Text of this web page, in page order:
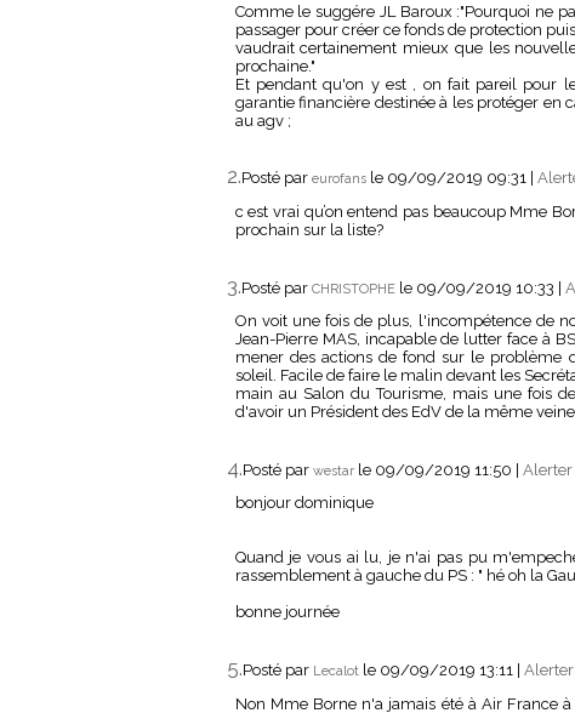
Comme le suggére JL Baroux :"Pourquoi ne
passager pour créer ce fonds de protection
vaudrait certainement mieux que les
prochaine."
Et pendant qu'on y est , on fait pareil pour
garantie financière destinée à les protéger en
au agv ;
2.Posté par eurofans le 09/09/2019 09:31
c est vrai qu’on entend pas beaucoup Mme
prochain sur la liste?
3.Posté par CHRISTOPHE le 09/09/2019 10:33 |
On voit une fois de plus, l'incompétence de
Jean-Pierre MAS, incapable de lutter face à
mener des actions de fond sur le problème
soleil. Facile de faire le malin devant les
main au Salon du Tourisme, mais une fois
d'avoir un Président des EdV de la même
4.Posté par westar le 09/09/2019 11:50 | Alerter
bonjour dominique
Quand je vous ai lu, je n'ai pas pu
rassemblement à gauche du PS : " hé oh la
bonne journée
5.Posté par Lecalot le 09/09/2019 13:11
Alerter
Non Mme Borne n'a jamais été à Air France